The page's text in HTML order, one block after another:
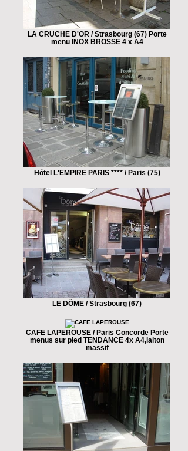
LA CRUCHE D'OR / Strasbourg (67) Porte
menu INOX BROSSE 4 x A4
Hôtel L'EMPIRE PARIS **** / Paris (75)
LE DÔME / Strasbourg (67)
CAFE LAPEROUSE / Paris Concorde Porte
menus sur pied TENDANCE 4x A4,laiton
massif